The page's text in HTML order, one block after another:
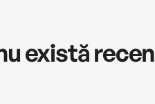
există